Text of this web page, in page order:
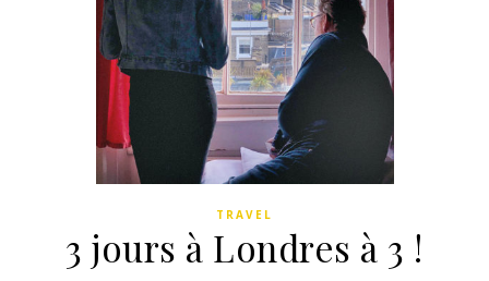
TRAVEL
3 jours à Londres à 3 !